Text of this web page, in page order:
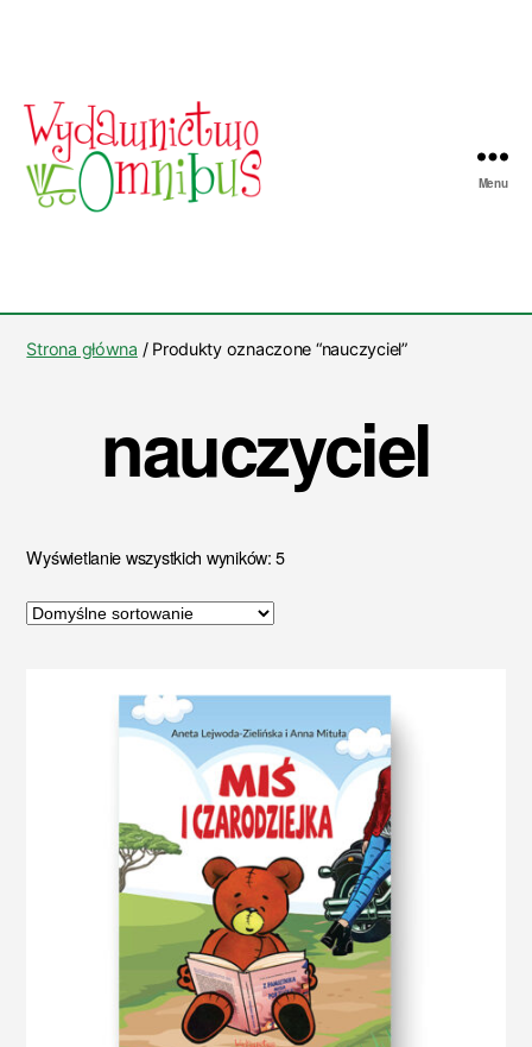
Omnibus
Menu
Strona główna / Produkty oznaczone “nauczyciel”
nauczyciel
Wyświetlanie wszystkich wyników: 5